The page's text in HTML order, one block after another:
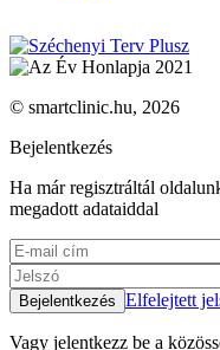
© smartclinic.hu, 2026
Bejelentkezés
Ha már regisztráltál
megadott adataiddal
Elfelejtett
Vagy jelentkezz be a